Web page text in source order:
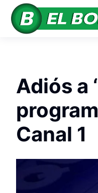
Adiós a
Canal 1